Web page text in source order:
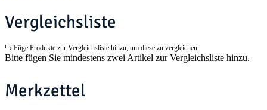
Vergleichsliste
Füge Produkte zur Vergleichsliste hinzu, um diese zu vergleichen.
Bitte fügen Sie mindestens zwei Artikel zur Vergleichsliste hinzu.
Merkzettel